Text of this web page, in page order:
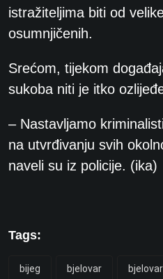
istražiteljima biti od
osumnjičenih.
Srećom, tijekom
sukoba niti je itko
– Nastavljamo
na utvrđivanju svih
naveli su iz policije. (ika)
Tags:
bijeg bjelovar